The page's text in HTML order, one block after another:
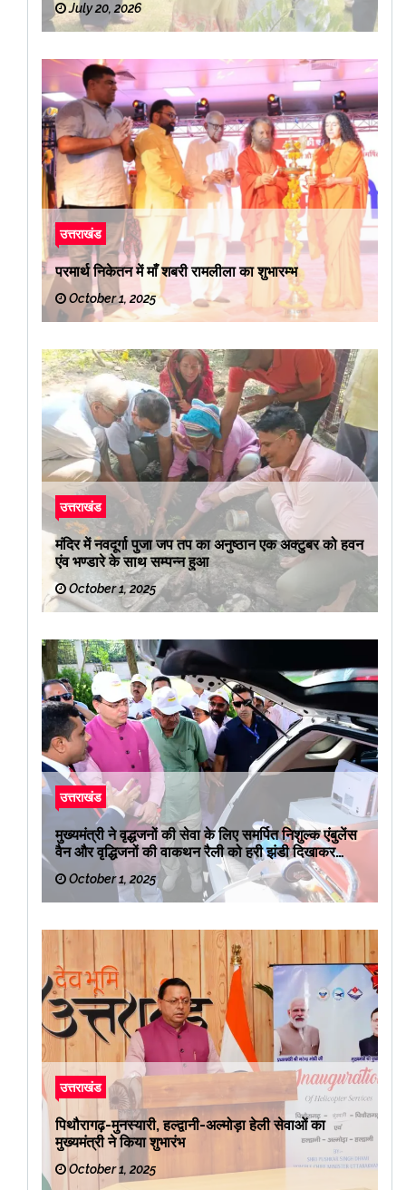
July 20, 2026
उत्तराखंड
परमार्थ निकेतन में माँ शबरी रामलीला का शुभारम्भ
October 1, 2025
उत्तराखंड
मंदिर में नवदूर्गा पुजा जप तप का अनुष्ठान एक अक्टुबर को हवन
एंव भण्डारे के साथ सम्पन्न हुआ
October 1, 2025
उत्तराखंड
मुख्यमंत्री ने वृद्धजनों की सेवा के लिए समर्पित निशुल्क एंबुलेंस
वैन और वृद्धिजनों की वाकथन रैली को हरी झंडी दिखाकर
रवाना किया
October 1, 2025
उत्तराखंड
पिथौरागढ़-मुनस्यारी, हल्द्वानी-अल्मोड़ा हेली सेवाओं का
मुख्यमंत्री ने किया शुभारंभ
October 1, 2025